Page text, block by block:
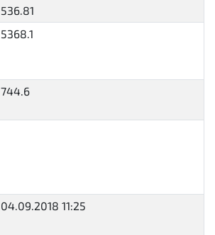
536.81
5368.1
744.6
04.09.2018 11:25